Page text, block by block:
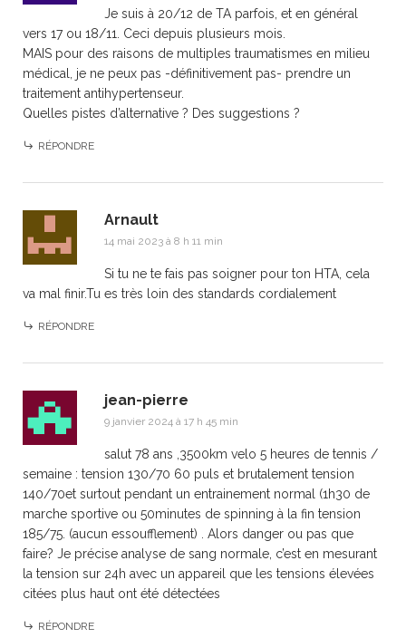
Je suis à 20/12 de TA parfois, et en général
vers 17 ou 18/11. Ceci depuis plusieurs mois.
MAIS pour des raisons de multiples traumatismes en milieu
médical, je ne peux pas -définitivement pas- prendre un
traitement antihypertenseur.
Quelles pistes d’alternative ? Des suggestions ?
RÉPONDRE
Arnault
14 mai 2023 à 8 h 11 min
Si tu ne te fais pas soigner pour ton HTA, cela
va mal finir.Tu es très loin des standards cordialement
RÉPONDRE
jean-pierre
9 janvier 2024 à 17 h 45 min
salut 78 ans ,3500km velo 5 heures de tennis /
semaine : tension 130/70 60 puls et brutalement tension
140/70et surtout pendant un entrainement normal (1h30 de
marche sportive ou 50minutes de spinning à la fin tension
185/75. (aucun essoufflement) . Alors danger ou pas que
faire? Je précise analyse de sang normale, c’est en mesurant
la tension sur 24h avec un appareil que les tensions élevées
citées plus haut ont été détectées
RÉPONDRE